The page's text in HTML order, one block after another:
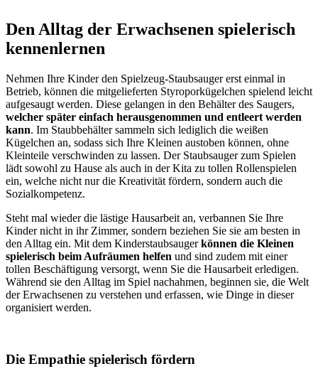
Den Alltag der Erwachsenen spielerisch
kennenlernen
Nehmen Ihre Kinder den Spielzeug-Staubsauger erst einmal in
Betrieb, können die mitgelieferten Styroporkügelchen spielend leicht
aufgesaugt werden. Diese gelangen in den Behälter des Saugers,
welcher später einfach herausgenommen und entleert werden
kann. Im Staubbehälter sammeln sich lediglich die weißen
Kügelchen an, sodass sich Ihre Kleinen austoben können, ohne
Kleinteile verschwinden zu lassen. Der Staubsauger zum Spielen
lädt sowohl zu Hause als auch in der Kita zu tollen Rollenspielen
ein, welche nicht nur die Kreativität fördern, sondern auch die
Sozialkompetenz.
Steht mal wieder die lästige Hausarbeit an, verbannen Sie Ihre
Kinder nicht in ihr Zimmer, sondern beziehen Sie sie am besten in
den Alltag ein. Mit dem Kinderstaubsaugerkönnen die Kleinen
spielerisch beim Aufräumen helfen und sind zudem mit einer
tollen Beschäftigung versorgt, wenn Sie die Hausarbeit erledigen.
Während sie den Alltag im Spiel nachahmen, beginnen sie, die Welt
der Erwachsenen zu verstehen und erfassen, wie Dinge in dieser
organisiert werden.
Die Empathie spielerisch fördern